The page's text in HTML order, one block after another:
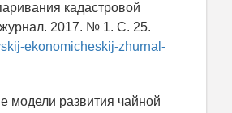
кадастровой
журнал. 2017. № 1. С. 25.
ekonomicheskij-zhurnal-
модели развития чайной